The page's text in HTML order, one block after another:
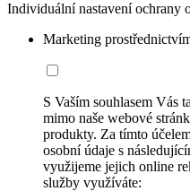
Individuální nastavení ochrany
Marketing
S Vaším souhlasem Vás
mimo naše webové
produkty. Za tímto
osobní údaje s
využijeme jejich online
služby využíváte: